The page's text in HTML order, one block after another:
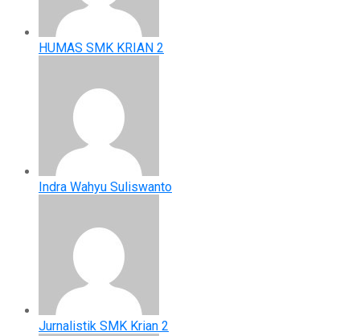
HUMAS SMK KRIAN 2
Indra Wahyu Suliswanto
Jurnalistik SMK Krian 2